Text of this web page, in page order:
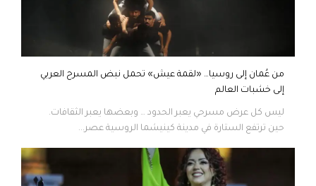
من عُمان إلى روسيا… «لقمة عيش» تحمل نبض المسرح العربي
إلى خشبات العالم
ليس كل عرض مسرحي يعبر الحدود … وبعضها يعبر الثقافات.
حين ترتفع الستارة في مدينة كينيشما الروسية عصر...